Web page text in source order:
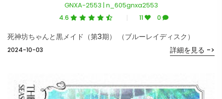
GNXA-2553 | n_605gnxa2553
4.6 11 0
2024-10-03
死神坊ちゃんと黒メイド（第3期） （ブルーレイディスク）
詳細を見る ->